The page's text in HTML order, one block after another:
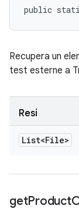
public
Recupera un
test esterne a
Resi
List<File>
getProduct